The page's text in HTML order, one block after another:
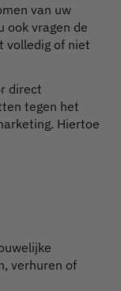
van uw
ook vragen de
volledig of niet
direct
tegen het
Hiertoe
verhuren of